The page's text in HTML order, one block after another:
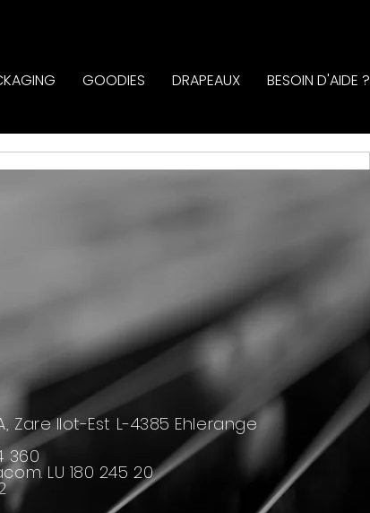
GOODIES DRAPEAUX BESOIN D'AIDE ?
nous voir bientôt.
Zare Ilot-Est L-4385 Ehlerange
360
LU 180 245 20